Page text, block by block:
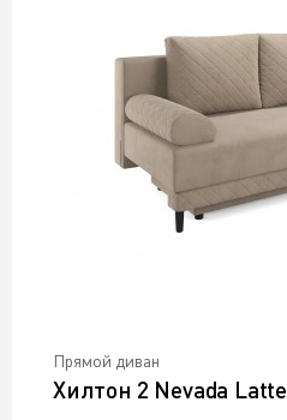
Прямой диван
Хилтон 2 Nevada Latte